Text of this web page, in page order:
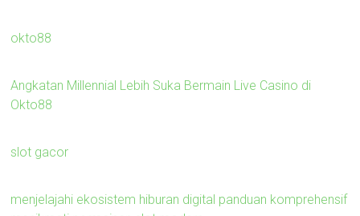
okto88
Angkatan Millennial Lebih Suka Bermain Live Casino di
Okto88
slot gacor
menjelajahi ekosistem hiburan digital panduan komprehensif